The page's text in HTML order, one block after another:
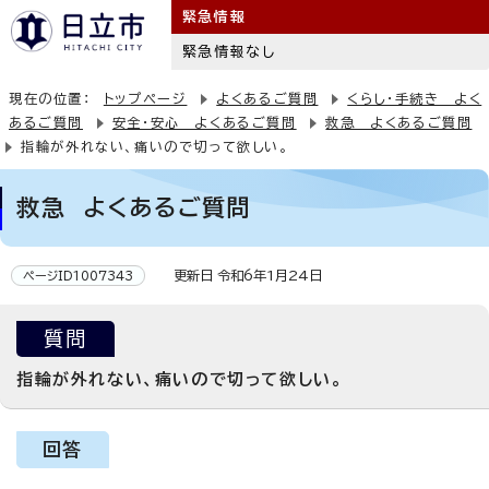
緊急情報
緊急情報なし
現在の位置： トップページ よくあるご質問
くらし・手続き よく
あるご質問
安全・安心 よくあるご質問
救急 よくあるご質問
指輪が外れない、痛いので切って欲しい。
救急 よくあるご質問
ページID1007343 更新日 令和6年1月24日
質問
指輪が外れない、痛いので切って欲しい。
回答